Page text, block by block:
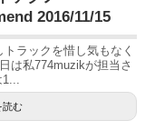
2016/11/15
ラックを惜し気もなく
は私774muzikが担当さ
読む